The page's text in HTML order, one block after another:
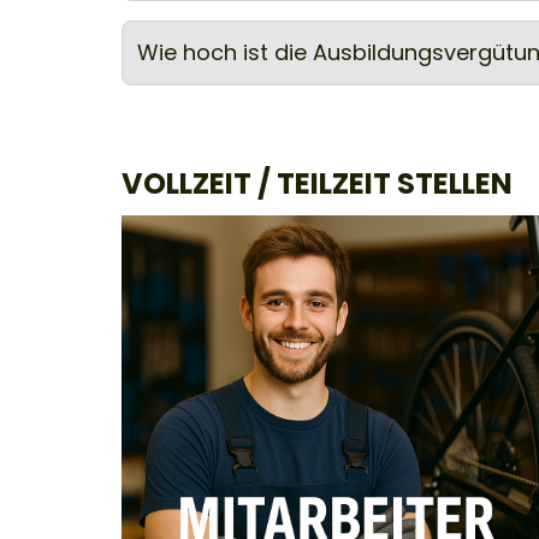
Wie hoch ist die
VOLLZEIT / TEILZEIT STELLEN